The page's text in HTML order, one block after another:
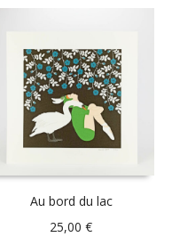
Au bord du lac
25,00€